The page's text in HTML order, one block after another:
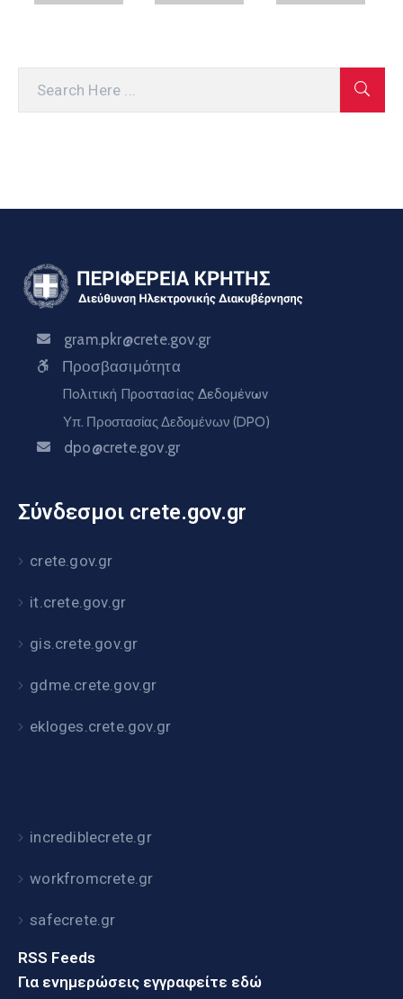
gram.pkr@crete.gov.gr
Προσβασιμότητα
Πολιτική Προστασίας Δεδομένων
Υπ. Προστασίας Δεδομένων (DPO)
dpo@crete.gov.gr
Σύνδεσμοι crete.gov.gr
crete.gov.gr
it.crete.gov.gr
gis.crete.gov.gr
gdme.crete.gov.gr
ekloges.crete.gov.gr
incrediblecrete.gr
workfromcrete.gr
safecrete.gr
RSS Feeds
Για ενημερώσεις εγγραφείτε εδώ